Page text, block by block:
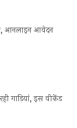
आनलाइन आवेदन
गाड़ियां, इस वीकेंड